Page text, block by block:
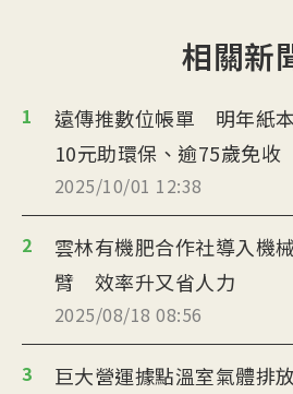
相關新
1
遠傳推數位帳單 明年紙
10元助環保、逾75歲免收
2025/10/01 12:38
2
雲林有機肥合作社導入機
臂 效率升又省人力
2025/08/18 08:56
3
巨大營運據點溫室氣體排